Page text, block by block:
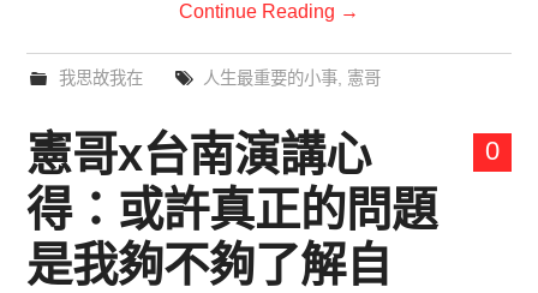
Continue Reading →
我思故我在 人生最重要的小事, 憲哥
0
憲哥x台南演講心
得：或許真正的問題
是我夠不夠了解自